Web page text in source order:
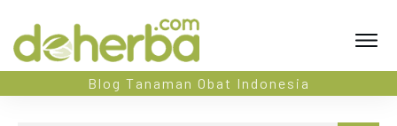
Blog Tanaman Obat Indonesia